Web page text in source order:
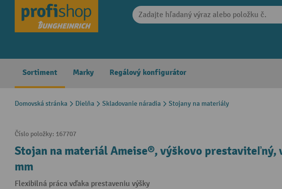
Skip to main navigation
Sortiment Marky Regálový konfigurátor
Domovská stránka Dielňa Skladovanie náradia Stojany na materiály
Číslo položky: 167707
Stojan na materiál Ameise®, výškovo prestaviteľný,
mm
Flexibilná práca vďaka prestaveniu výšky